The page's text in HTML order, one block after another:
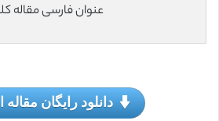
عنوان فارسی مقاله
دانلود رایگان